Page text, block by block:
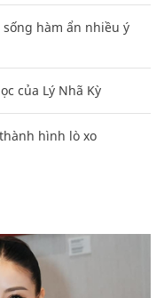
hàm ẩn nhiều ý
của Lý Nhã Kỳ
hình lò xo